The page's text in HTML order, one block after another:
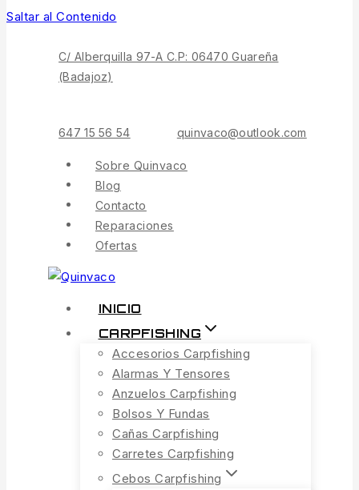
Saltar al Contenido
C/ Alberquilla 97-A C.P: 06470 Guareña
(Badajoz)
647 15 56 54 quinvaco@outlook.com
Sobre Quinvaco
Blog
Contacto
Reparaciones
Ofertas
INICIO
CARPFISHING
Accesorios Carpfishing
Alarmas Y Tensores
Anzuelos Carpfishing
Bolsos Y Fundas
Cañas Carpfishing
Carretes Carpfishing
Cebos Carpfishing